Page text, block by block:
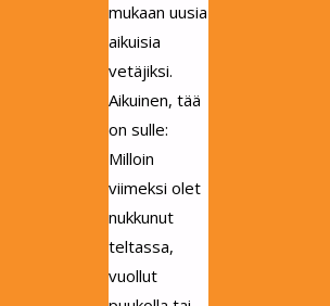
mukaan uusia
aikuisia
vetäjiksi.
Aikuinen, tää
on sulle:
Milloin
viimeksi olet
nukkunut
teltassa,
vuollut